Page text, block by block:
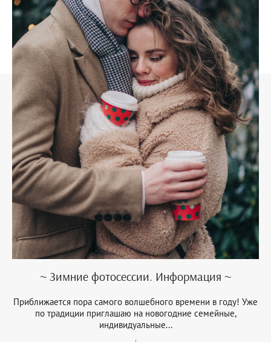
~ Зимние фотосессии. Информация ~
Приближается пора самого волшебного времени в году! Уже
по традиции приглашаю на новогодние семейные,
индивидуальные...